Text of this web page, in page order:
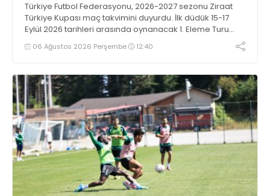
Türkiye Futbol Federasyonu, 2026-2027 sezonu Ziraat
Türkiye Kupası maç takvimini duyurdu. İlk düdük 15-17
Eylül 2026 tarihleri arasında oynanacak 1. Eleme Turu
karşılaşmalarıyla çalacak.
06 Ağustos 2026 Perşembe 12:40